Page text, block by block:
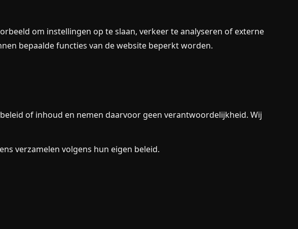
om instellingen op te slaan, verkeer te analyseren of externe
bepaalde functies van de website beperkt worden.
of inhoud en nemen daarvoor geen verantwoordelijkheid. Wij
verzamelen volgens hun eigen beleid.